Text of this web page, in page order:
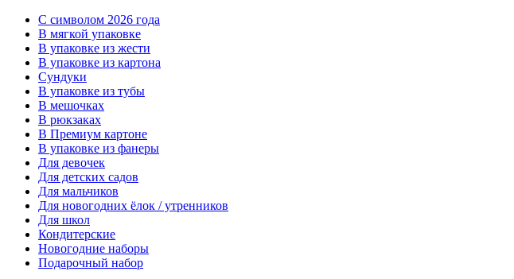
C символом 2026 года
В мягкой упаковке
В упаковке из жести
В упаковке из картона
Сундуки
В упаковке из тубы
В мешочках
В рюкзаках
В Премиум картоне
В упаковке из фанеры
Для девочек
Для детских садов
Для мальчиков
Для новогодних ёлок / утренников
Для школ
Кондитерские
Новогодние наборы
Подарочный набор